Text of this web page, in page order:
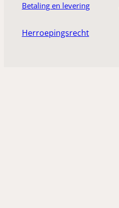
Betaling en levering
Herroepingsrecht